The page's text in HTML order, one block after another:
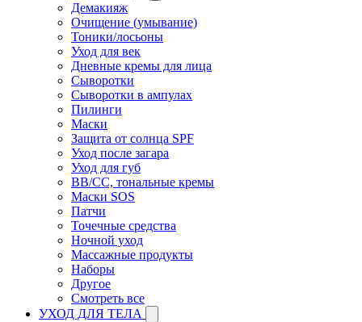
Демакияж
Очищение (умывание)
Тоники/лосьоны
Уход для век
Дневные кремы для лица
Сыворотки
Сыворотки в ампулах
Пилинги
Маски
Защита от солнца SPF
Уход после загара
Уход для губ
BB/CC, тональные кремы
Маски SOS
Патчи
Точечные средства
Ночной уход
Массажные продукты
Наборы
Другое
Смотреть все
УХОД ДЛЯ ТЕЛА